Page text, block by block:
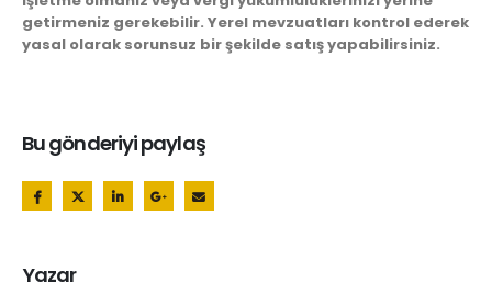
getirmeniz gerekebilir. Yerel mevzuatları kontrol ederek
yasal olarak sorunsuz bir şekilde satış yapabilirsiniz.
Bu gönderiyi paylaş
Yazar